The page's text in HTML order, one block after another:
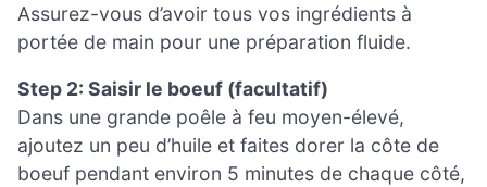
Assurez-vous d’avoir tous vos ingrédients à
portée de main pour une préparation fluide.
Step 2: Saisir le boeuf (facultatif)
Dans une grande poêle à feu moyen-élevé,
ajoutez un peu d’huile et faites dorer la côte de
boeuf pendant environ 5 minutes de chaque côté,